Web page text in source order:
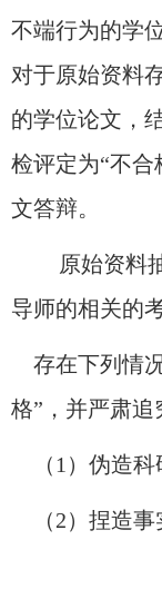
不端行为的学
对于原始资料
的学位论文，
检评定为“不
文答辩。
原始资料
导师的相关的
存在下列情
格”， 并严肃追
（1）伪造科
（2）捏造事